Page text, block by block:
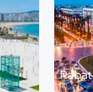
Rabat